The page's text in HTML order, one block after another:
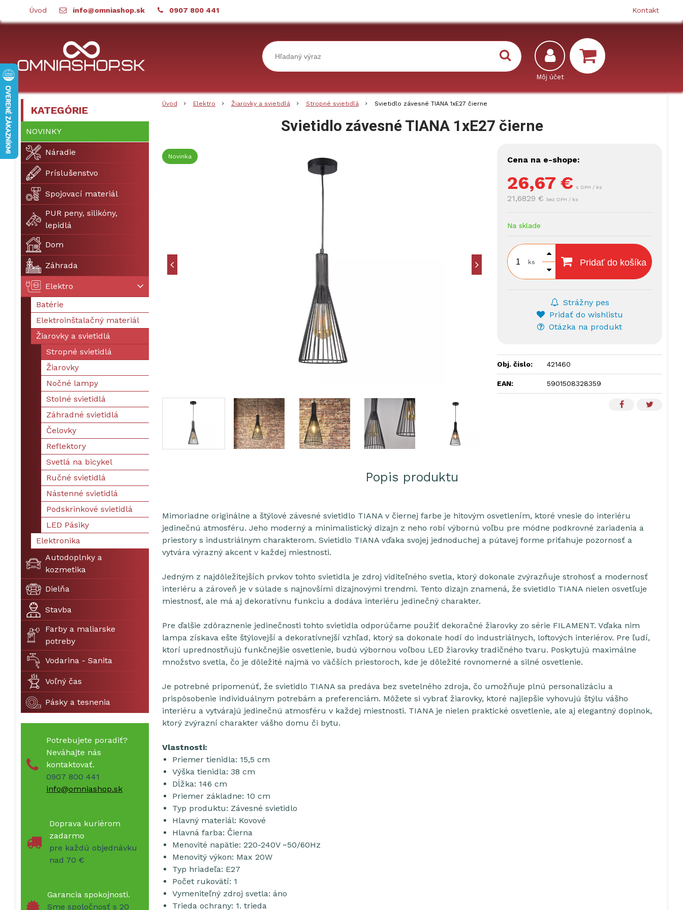
Úvod info@omniashop.sk 0907 800 441 Kontakt
Úvod Elektro Žiarovky a svietidlá Stropné svietidlá Svietidlo závesné TIANA 1xE27 čierne
Svietidlo závesné TIANA 1xE27 čierne
Novinka Cena na e-shope:
26,67 € s DPH / ks
21,6829 € bez DPH / ks
Na sklade
ks Pridať do košíka
Strážny pes
Pridať do wishlistu
Otázka na produkt
Obj. čislo: 421460
EAN: 5901508328359
Popis produktu
Mimoriadne originálne a štýlové závesné svietidlo TIANA v čiernej farbe je hitovým osvetlením, ktoré vnesie do interiéru
jedinečnú atmosféru. Jeho moderný a minimalistický dizajn z neho robí výbornú voľbu pre módne podkrovné zariadenia a
priestory s industriálnym charakterom. Svietidlo TIANA vďaka svojej jednoduchej a pútavej forme priťahuje pozornosť a
vytvára výrazný akcent v každej miestnosti.
Jedným z najdôležitejších prvkov tohto svietidla je zdroj viditeľného svetla, ktorý dokonale zvýrazňuje strohosť a modernosť
interiéru a zároveň je v súlade s najnovšími dizajnovými trendmi. Tento dizajn znamená, že svietidlo TIANA nielen osvetľuje
miestnosť, ale má aj dekoratívnu funkciu a dodáva interiéru jedinečný charakter.
Pre ďalšie zdôraznenie jedinečnosti tohto svietidla odporúčame použiť dekoračné žiarovky zo série FILAMENT. Vďaka nim
lampa získava ešte štýlovejší a dekoratívnejší vzhľad, ktorý sa dokonale hodí do industriálnych, loftových interiérov. Pre ľudí,
ktorí uprednostňujú funkčnejšie osvetlenie, budú výbornou voľbou LED žiarovky tradičného tvaru. Poskytujú maximálne
množstvo svetla, čo je dôležité najmä vo väčších priestoroch, kde je dôležité rovnomerné a silné osvetlenie.
Je potrebné pripomenúť, že svietidlo TIANA sa predáva bez svetelného zdroja, čo umožňuje plnú personalizáciu a
prispôsobenie individuálnym potrebám a preferenciám. Môžete si vybrať žiarovky, ktoré najlepšie vyhovujú štýlu vášho
interiéru a vytvárajú jedinečnú atmosféru v každej miestnosti. TIANA je nielen praktické osvetlenie, ale aj elegantný doplnok,
ktorý zvýrazní charakter vášho domu či bytu.
Vlastnosti:
Priemer tienidla: 15,5 cm
Výška tienidla: 38 cm
Dĺžka: 146 cm
Priemer základne: 10 cm
Typ produktu: Závesné svietidlo
Hlavný materiál: Kovové
Hlavná farba: Čierna
Menovité napätie: 220-240V ~50/60Hz
Menovitý výkon: Max 20W
Typ hriadeľa: E27
Počet rukovätí: 1
Vymeniteľný zdroj svetla: áno
Trieda ochrany: 1. trieda
KATEGÓRIE
NOVINKY
Náradie
Príslušenstvo
Spojovací materiál
PUR peny, silikóny,
lepidlá
Dom
Záhrada
Elektro
Batérie
Elektroinštalačný materiál
Žiarovky a svietidlá
Stropné svietidlá
Žiarovky
Nočné lampy
Stolné svietidlá
Záhradné svietidlá
Čelovky
Reflektory
Svetlá na bicykel
Ručné svietidlá
Nástenné svietidlá
Podskrinkové svietidlá
LED Pásiky
Elektronika
Autodoplnky a
kozmetika
Dielňa
Stavba
Farby a maliarske
potreby
Vodarina - Sanita
Voľný čas
Pásky a tesnenia
Potrebujete poradiť?
Neváhajte nás
kontaktovať.
0907 800 441
info@omniashop.sk
Doprava kuriérom
zadarmo
pre každú objednávku
nad 70 €
Garancia spokojnosti.
Sme spoločnosť s 20